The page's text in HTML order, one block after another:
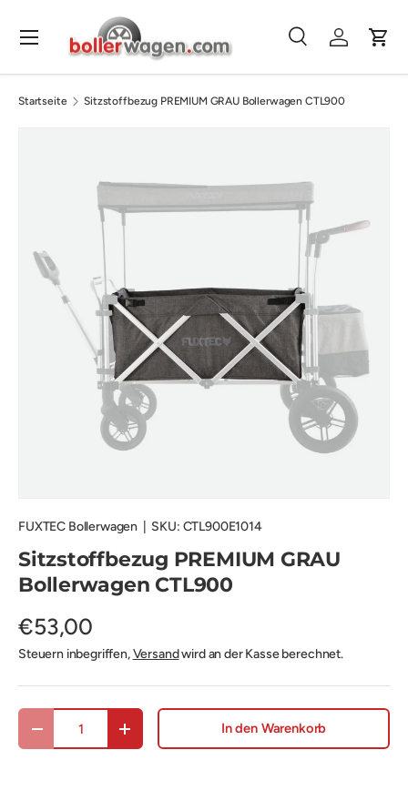
Direkt zum Inhalt
Suchen
SucheEinloggen
Menü
Startseite Sitzstoffbezug PREMIUM GRAU Bollerwagen CTL900
FUXTEC Bollerwagen SKU: CTL900E1014
Sitzstoffbezug PREMIUM GRAU
Bollerwagen CTL900
€53,00
Steuern inbegriffen,Versandwird an der Kasse berechnet.
Menge verringernMenge erhöhen In den Warenkorb